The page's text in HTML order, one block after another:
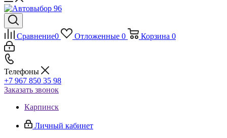
Сравнение0 Отложенные 0 Корзина 0
Телефоны
+7 967 850 35 98
Заказать звонок
Карпинск
Личный кабинет